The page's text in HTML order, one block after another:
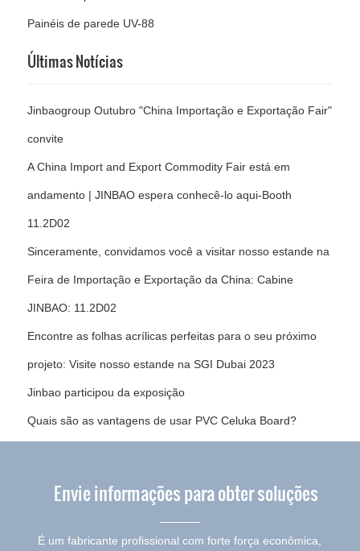
Painéis de parede UV-88
Últimas Notícias
Jinbaogroup Outubro "China Importação e Exportação Fair"
convite
A China Import and Export Commodity Fair está em
andamento | JINBAO espera conhecê-lo aqui-Booth
11.2D02
Sinceramente, convidamos você a visitar nosso estande na
Feira de Importação e Exportação da China: Cabine
JINBAO: 11.2D02
Encontre as folhas acrílicas perfeitas para o seu próximo
projeto: Visite nosso estande na SGI Dubai 2023
Jinbao participou da exposição
Quais são as vantagens de usar PVC Celuka Board?
Envie informações para obter soluções
É um fabricante profissional com forte força econômica,